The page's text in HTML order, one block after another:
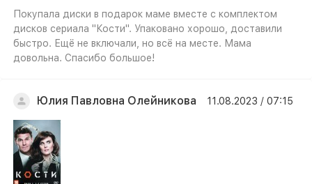
Покупала диски в подарок маме вместе с комплектом
дисков сериала "Кости". Упаковано хорошо, доставили
быстро. Ещё не включали, но всё на месте. Мама
довольна. Спасибо большое!
Юлия Павловна Олейникова 11.08.2023 / 07:15